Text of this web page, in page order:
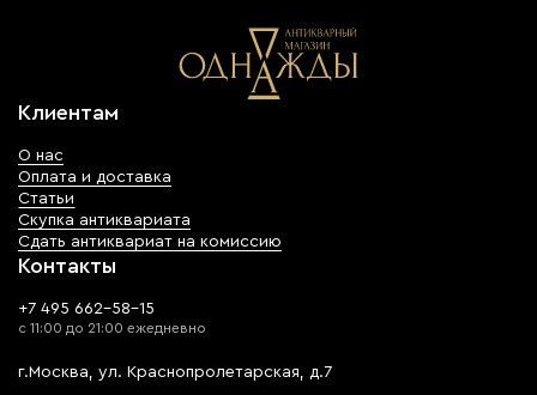
Клиентам
О нас
Оплата и доставка
Статьи
Скупка антиквариата
Сдать антиквариат на комиссию
Контакты
+7 495 662-58-15
с 11:00 до 21:00 ежедневно
г.Москва, ул. Краснопролетарская, д.7